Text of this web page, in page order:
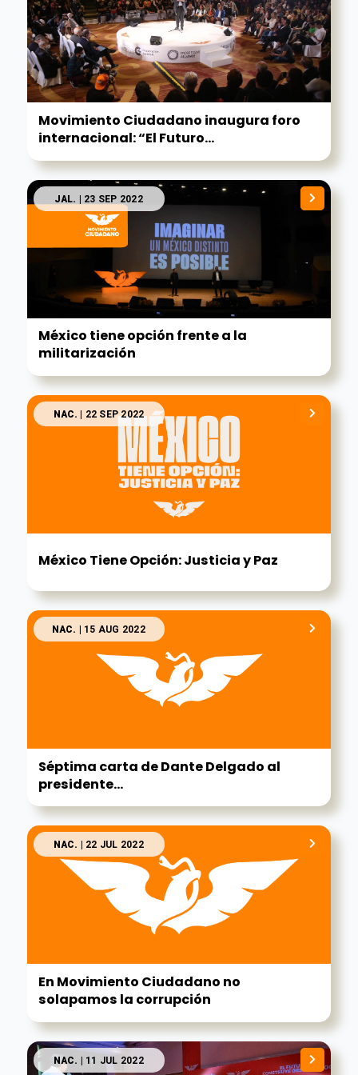
Movimiento Ciudadano inaugura foro
internacional: “El Futuro...
JAL. | 23 SEP 2022
México tiene opción frente a la
militarización
NAC. | 22 SEP 2022
México Tiene Opción: Justicia y Paz
NAC. | 15 AUG 2022
Séptima carta de Dante Delgado al
presidente...
NAC. | 22 JUL 2022
En Movimiento Ciudadano no
solapamos la corrupción
NAC. | 11 JUL 2022